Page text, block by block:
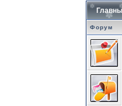
Форум